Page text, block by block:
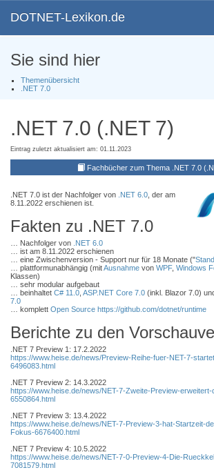
DOTNET-Lexikon.de
Sie sind hier
Themenübersicht
.NET 7.0
.NET 7.0 (.NET 7)
Eintrag zuletzt aktualisiert am: 01.11.2023
Fachbücher zum Thema .NET 7.0
.NET 7.0 ist der Nachfolger von .NET 6.0 , der am
8.11.2022 erschienen ist.
Fakten zu .NET 7.0
… Nachfolger von .NET 6.0
… ist am 8.11.2022 erschienen
… eine Zwischenversion - Support nur für 18 Monate ("
… plattformunabhängig (mitAusnahme von WPF, Windows
Klassen)
… sehr modular aufgebaut
… beinhaltet C# 11.0 ASP.NET Core 7.0 (inkl. Blazor 7.0)
7.0
… komplett Open Source https://github.com/dotnet/runtime
Berichte zu den
.NET 7 Preview 1: 17.2.2022
https://www.heise.de/news/Preview-Reihe-fuer-NET-7-
6496083.html
.NET 7 Preview 2: 14.3.2022
https://www.heise.de/news/NET-7-Zweite-Preview-
6550864.html
.NET 7 Preview 3: 13.4.2022
https://www.heise.de/news/NET-7-Preview-3-hat-Startzeit-
Fokus-6676400.html
.NET 7 Preview 4: 10.5.2022
https://www.heise.de/news/NET-7-0-Preview-4-Die-
7081579.html